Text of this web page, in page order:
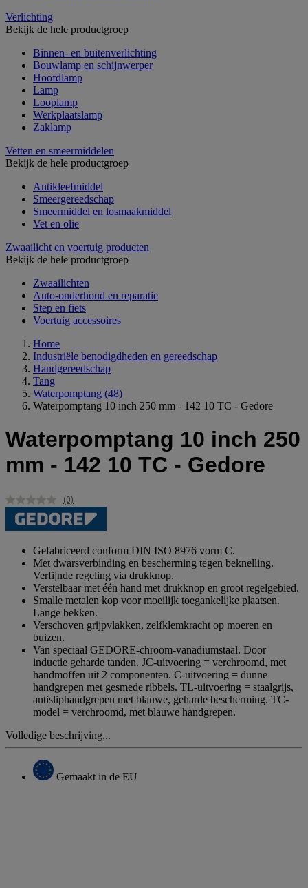
Verlichting
Bekijk de hele productgroep
Binnen- en buitenverlichting
Bouwlamp en schijnwerper
Hoofdlamp
Lamp
Looplamp
Werkplaatslamp
Zaklamp
Vetten en smeermiddelen
Bekijk de hele productgroep
Antikleefmiddel
Smeergereedschap
Smeermiddel en losmaakmiddel
Vet en olie
Zwaailicht en voertuig producten
Bekijk de hele productgroep
Zwaailichten
Auto-onderhoud en reparatie
Step en fiets
Voertuig accessoires
Home
Industriële benodigdheden en gereedschap
Handgereedschap
Tang
Waterpomptang (48)
Waterpomptang 10 inch 250 mm - 142 10 TC - Gedore
Waterpomptang 10 inch 250
mm - 142 10 TC - Gedore
Geen
scorewaarde.
Dezelfde
(0)
Gefabriceerd conform DIN ISO 8976 vorm C.
Met dwarsverbinding en bescherming tegen beknelling.
Verfijnde regeling via drukknop.
Verstelbaar met één hand met drukknop en groot regelgebied.
Smalle metalen kop voor moeilijk toegankelijke plaatsen.
Lange bekken.
Verschoven grijpvlakken, zelfklemkracht op moeren en
buizen.
Van speciaal GEDORE-chroom-vanadiumstaal. Door
inductie geharde tanden. JC-uitvoering = verchroomd, met
handmoffen uit 2 componenten. C-uitvoering = dunne
handgrepen met gesmede ribbels. TL-uitvoering = staalgrijs,
antisliphandgrepen met blauwe, geharde bescherming. TC-
model = verchroomd, met blauwe handgrepen.
Volledige beschrijving...
Gemaakt in de EU